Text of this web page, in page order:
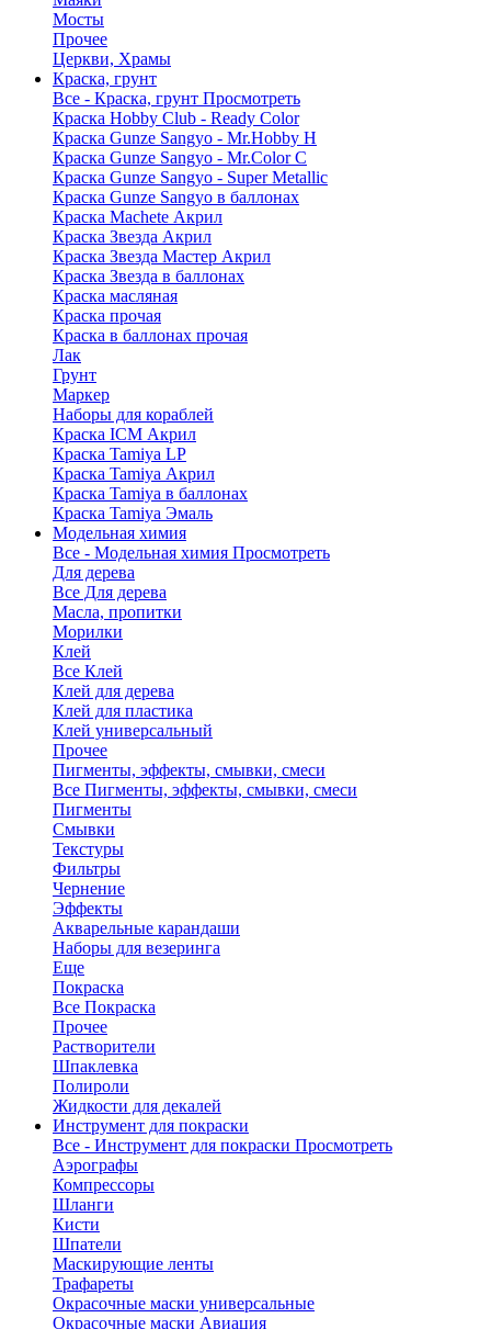
Мосты
Прочее
Церкви, Храмы
Краска, грунт
Все - Краска, грунт Просмотреть
Краска Hobby Club - Ready Color
Краска Gunze Sangyo - Mr.Hobby H
Краска Gunze Sangyo - Mr.Color C
Краска Gunze Sangyo - Super Metallic
Краска Gunze Sangyo в баллонах
Краска Machete Акрил
Краска Звезда Акрил
Краска Звезда Мастер Акрил
Краска Звезда в баллонах
Краска масляная
Краска прочая
Краска в баллонах прочая
Лак
Грунт
Маркер
Наборы для кораблей
Краска ICM Акрил
Краска Tamiya LP
Краска Tamiya Акрил
Краска Tamiya в баллонах
Краска Tamiya Эмаль
Модельная химия
Все - Модельная химия Просмотреть
Для дерева
Все Для дерева
Масла, пропитки
Морилки
Клей
Все Клей
Клей для дерева
Клей для пластика
Клей универсальный
Прочее
Пигменты, эффекты, смывки, смеси
Все Пигменты, эффекты, смывки, смеси
Пигменты
Смывки
Текстуры
Фильтры
Чернение
Эффекты
Акварельные карандаши
Наборы для везеринга
Еще
Покраска
Все Покраска
Прочее
Растворители
Шпаклевка
Полироли
Жидкости для декалей
Инструмент для покраски
Все - Инструмент для покраски Просмотреть
Аэрографы
Компрессоры
Шланги
Кисти
Шпатели
Маскирующие ленты
Трафареты
Окрасочные маски универсальные
Окрасочные маски Авиация